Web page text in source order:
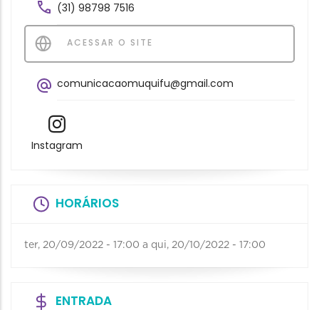
(31) 98798 7516
ACESSAR O SITE
comunicacaomuquifu@gmail.com
Instagram
HORÁRIOS
ter, 20/09/2022 - 17:00 a qui, 20/10/2022 - 17:00
ENTRADA